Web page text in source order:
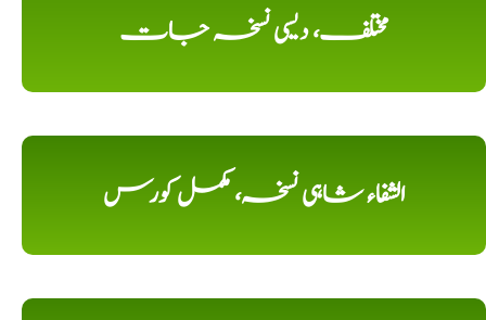
مختلف، دیسی نسخہ جات
الشفاء شاہی نسخہ، مکمل کورس